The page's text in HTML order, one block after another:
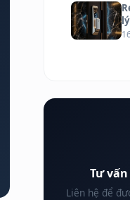
Tư
Liên hệ để